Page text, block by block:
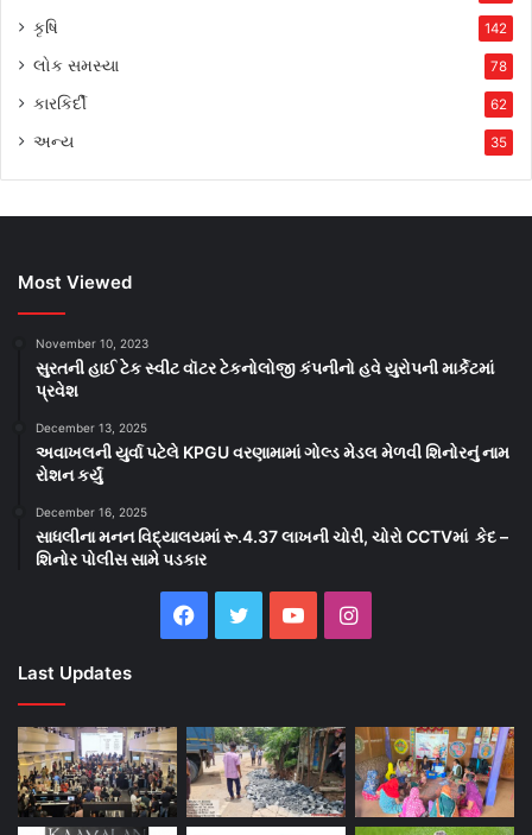
કૃષિ 142
લોક સમસ્યા 78
કારકિર્દી 62
અન્ય 35
Most Viewed
November 10, 2023
સુરતની હાઈ ટેક સ્વીટ વૉટર ટેકનોલોજી કંપનીનો હવે યુરોપની માર્કેટમાં
પ્રવેશ
December 13, 2025
અવાખલની યુર્વા પટેલે KPGU વરણામામાં ગોલ્ડ મેડલ મેળવી શિનોરનું નામ
રોશન કર્યું
December 16, 2025
સાધલીના મનન વિદ્યાલયમાં રૂ.4.37 લાખની ચોરી, ચોરો CCTVમાં કેદ –
શિનોર પોલીસ સામે પડકાર
Facebook
Twitter YouTubeInstagram
Last Updates